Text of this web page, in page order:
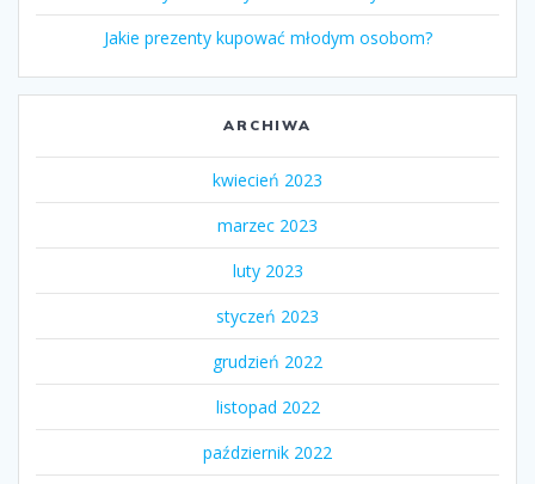
Jakie prezenty kupować młodym osobom?
ARCHIWA
kwiecień 2023
marzec 2023
luty 2023
styczeń 2023
grudzień 2022
listopad 2022
październik 2022